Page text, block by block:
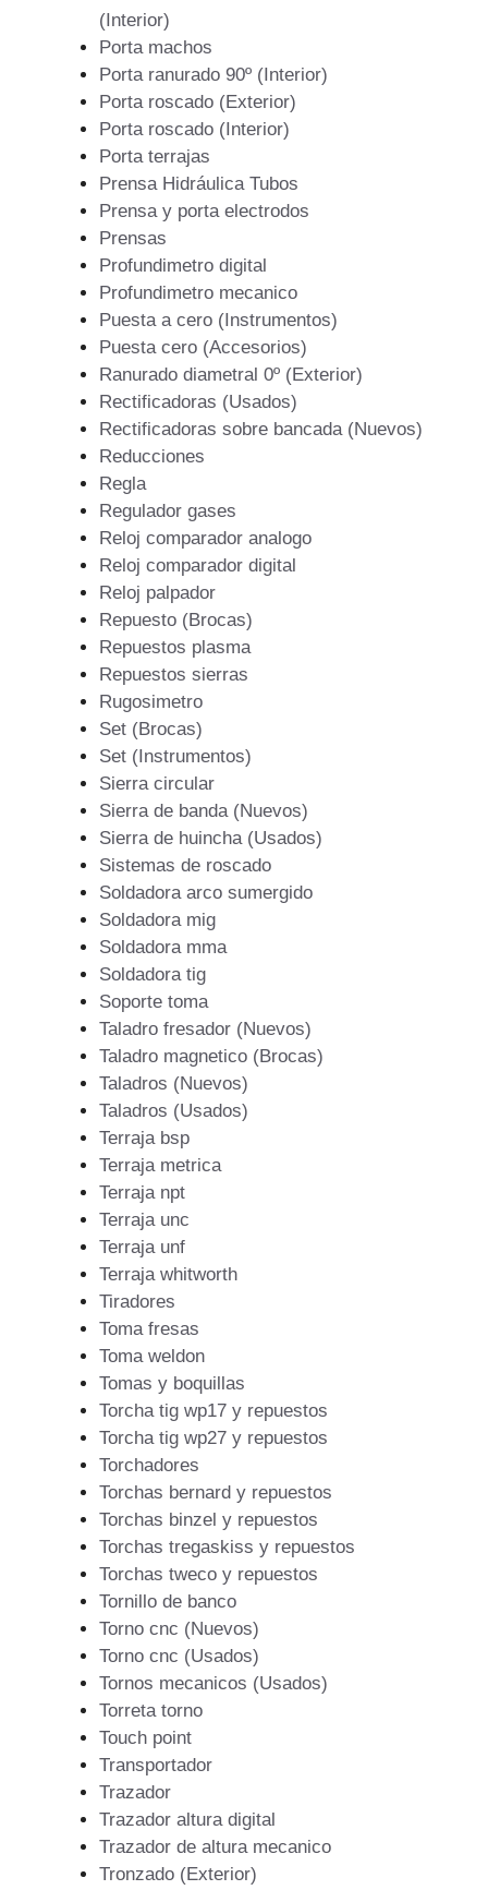
(Interior)
Porta machos
Porta ranurado 90º (Interior)
Porta roscado (Exterior)
Porta roscado (Interior)
Porta terrajas
Prensa Hidráulica Tubos
Prensa y porta electrodos
Prensas
Profundimetro digital
Profundimetro mecanico
Puesta a cero (Instrumentos)
Puesta cero (Accesorios)
Ranurado diametral 0º (Exterior)
Rectificadoras (Usados)
Rectificadoras sobre bancada (Nuevos)
Reducciones
Regla
Regulador gases
Reloj comparador analogo
Reloj comparador digital
Reloj palpador
Repuesto (Brocas)
Repuestos plasma
Repuestos sierras
Rugosimetro
Set (Brocas)
Set (Instrumentos)
Sierra circular
Sierra de banda (Nuevos)
Sierra de huincha (Usados)
Sistemas de roscado
Soldadora arco sumergido
Soldadora mig
Soldadora mma
Soldadora tig
Soporte toma
Taladro fresador (Nuevos)
Taladro magnetico (Brocas)
Taladros (Nuevos)
Taladros (Usados)
Terraja bsp
Terraja metrica
Terraja npt
Terraja unc
Terraja unf
Terraja whitworth
Tiradores
Toma fresas
Toma weldon
Tomas y boquillas
Torcha tig wp17 y repuestos
Torcha tig wp27 y repuestos
Torchadores
Torchas bernard y repuestos
Torchas binzel y repuestos
Torchas tregaskiss y repuestos
Torchas tweco y repuestos
Tornillo de banco
Torno cnc (Nuevos)
Torno cnc (Usados)
Tornos mecanicos (Usados)
Torreta torno
Touch point
Transportador
Trazador
Trazador altura digital
Trazador de altura mecanico
Tronzado (Exterior)